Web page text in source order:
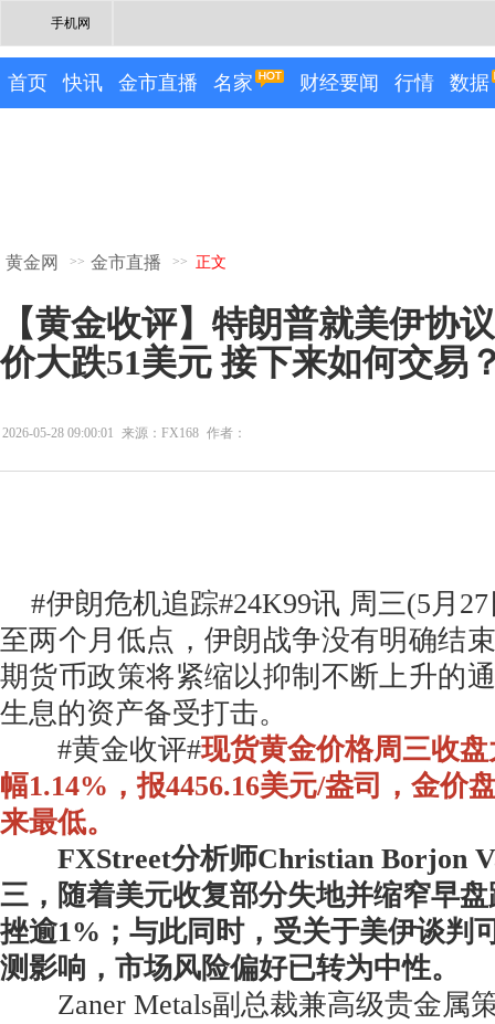
手机网
首页 快讯 金市直播 名家 财经要闻 行情 数据
黄金网 >> 金市直播 >> 正文
【黄金收评】特朗普就美伊协
价大跌51美元 接下来如何交易
2026-05-28 09:00:01 来源：FX168 作者：
#伊朗危机追踪#24K99讯 周三(5月
至两个月低点，伊朗战争没有明确结
期货币政策将紧缩以抑制不断上升的
生息的资产备受打击。
#黄金收评#现货黄金价格周三收
幅1.14%，报4456.16美元/盎司，金价
来最低。
FXStreet分析师Christian Borjon
三，随着美元收复部分失地并缩窄早
挫逾1%；与此同时，受关于美伊谈判
测影响，市场风险偏好已转为中性。
Zaner Metals副总裁兼高级贵金属策